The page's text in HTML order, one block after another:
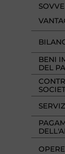
BENI
DEL